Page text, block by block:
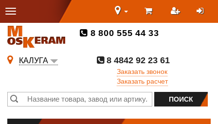
8 800 555 44 33
КАЛУГА
8 4842 92 23 61
Заказать звонок
Заказать расчет